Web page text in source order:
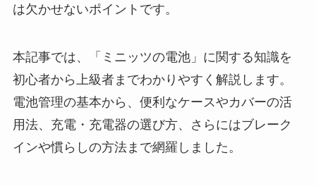
は欠かせないポイントです。
本記事では、「ミニッツの電池」に関する知識を
初心者から上級者までわかりやすく解説します。
電池管理の基本から、便利なケースやカバーの活
用法、充電・充電器の選び方、さらにはブレーク
インや慣らしの方法まで網羅しました。